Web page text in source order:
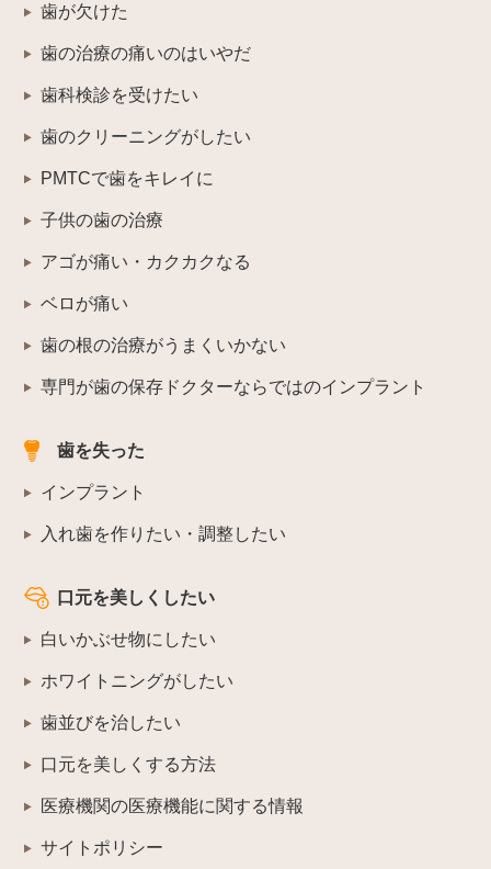
歯が欠けた
歯の治療の痛いのはいやだ
歯科検診を受けたい
歯のクリーニングがしたい
PMTCで歯をキレイに
子供の歯の治療
アゴが痛い・カクカクなる
ベロが痛い
歯の根の治療がうまくいかない
専門が歯の保存ドクターならではのインプラント
歯を失った
インプラント
入れ歯を作りたい・調整したい
口元を美しくしたい
白いかぶせ物にしたい
ホワイトニングがしたい
歯並びを治したい
口元を美しくする方法
医療機関の医療機能に関する情報
サイトポリシー